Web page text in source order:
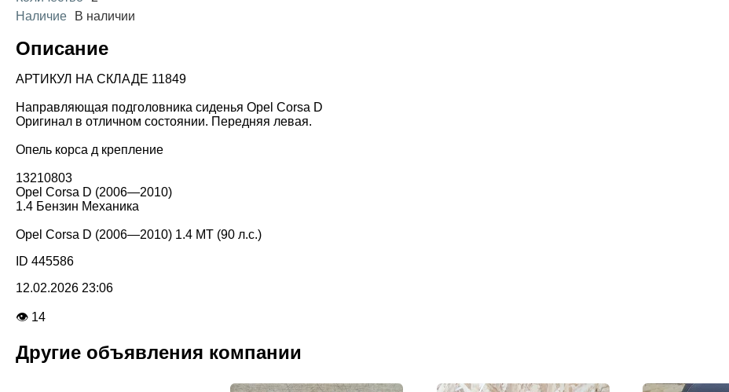
Наличие
В наличии
Описание
АРТИКУЛ НА СКЛАДЕ 11849
Направляющая подголовника сиденья Opel Corsa D
Оригинал в отличном состоянии. Передняя левая.
Опель корса д крепление
13210803
Opel Corsa D (2006—2010)
1.4 Бензин Механика
Opel Corsa D (2006—2010) 1.4 MT (90 л.с.)
ID 445586
12.02.2026 23:06
👁 14
Другие объявления компании